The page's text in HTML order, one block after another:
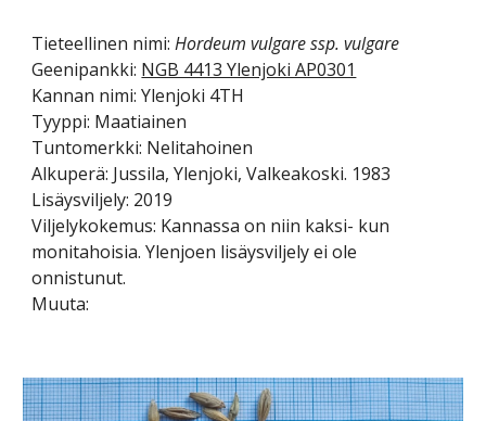
Tieteellinen nimi:Hordeum vulgare ssp. vulgare
Geenipankki: NGB 4413 Ylenjoki AP0301
Kannan nimi: Ylenjoki 4TH
Tyyppi: Maatiainen
Tuntomerkki: Nelitahoinen
Alkuperä: Jussila, Ylenjoki, Valkeakoski. 1983
Lisäysviljely: 2019
Viljelykokemus: Kannassa on niin kaksi- kun
monitahoisia. Ylenjoen lisäysviljely ei ole
onnistunut.
Muuta: